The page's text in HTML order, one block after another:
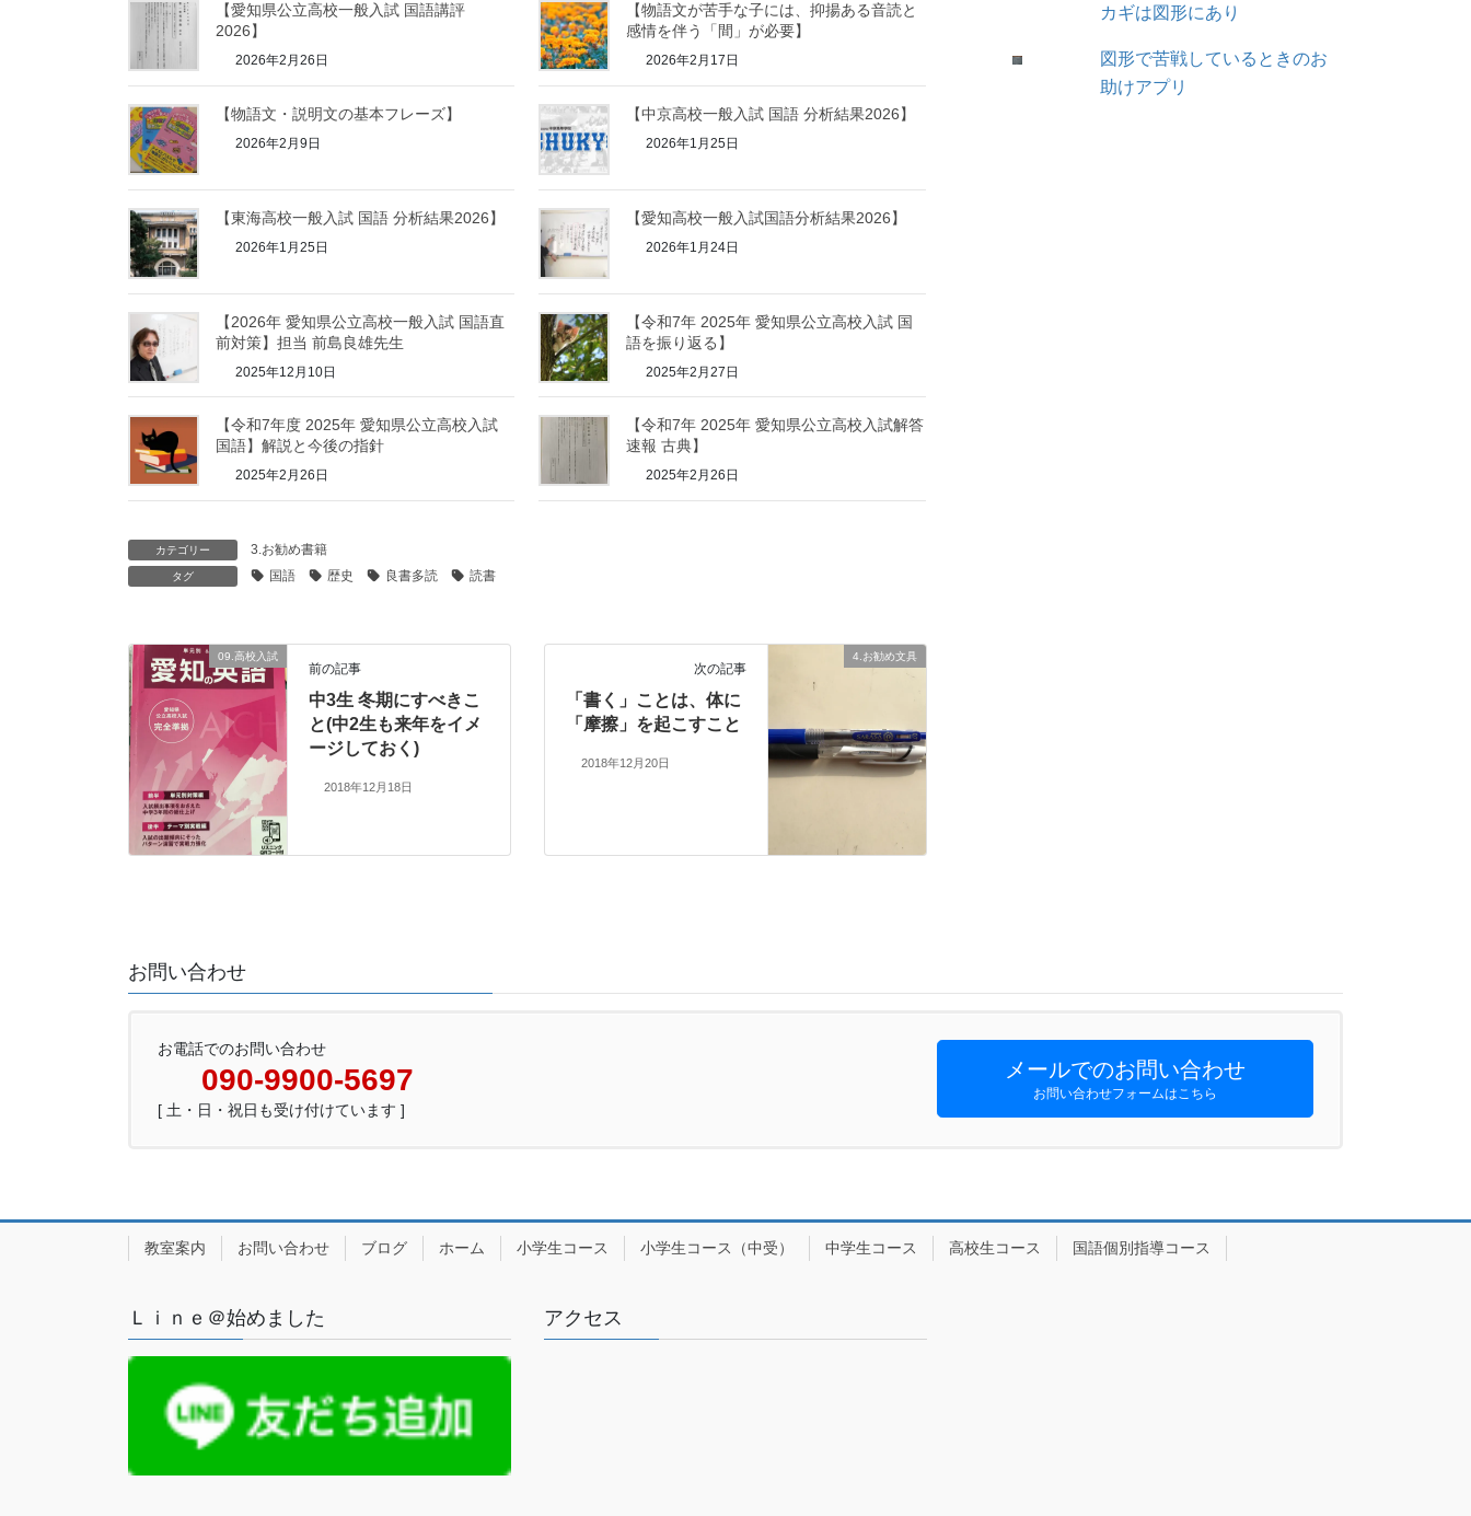
【愛知県公立高校一般入試 国語講評
2026】
2026年2月26日
【物語文が苦手な子には、抑揚ある音読と
感情を伴う「間」が必要】
2026年2月17日
【物語文・説明文の基本フレーズ】
2026年2月9日
【中京高校一般入試 国語 分析結果2026】
2026年1月25日
【東海高校一般入試 国語 分析結果2026】
2026年1月25日
【愛知高校一般入試国語分析結果2026】
2026年1月24日
【2026年 愛知県公立高校一般入試 国語直
前対策】担当 前島良雄先生
2025年12月10日
【令和7年 2025年 愛知県公立高校入試 国
語を振り返る】
2025年2月27日
【令和7年度 2025年 愛知県公立高校入試
国語】解説と今後の指針
2025年2月26日
【令和7年 2025年 愛知県公立高校入試解答
速報 古典】
2025年2月26日
カテゴリー 3.お勧め書籍
タグ 国語 歴史 良書多読 読書
09.高校入試
前の記事
中3生 冬期にすべきこ
と(中2生も来年をイメ
ージしておく)
2018年12月18日
4.お勧め文具
次の記事
「書く」ことは、体に
「摩擦」を起こすこと
2018年12月20日
カギは図形にあり
図形で苦戦しているときのお
助けアプリ
お問い合わせ
お電話でのお問い合わせ
090-9900-5697
[ 土・日・祝日も受け付けています ]
メールでのお問い合わせ
お問い合わせフォームはこちら
教室案内 お問い合わせ ブログ ホーム 小学生コース 小学生コース（中受） 中学生コース 高校生コース 国語個別指導コース
Ｌｉｎｅ＠始めました アクセス